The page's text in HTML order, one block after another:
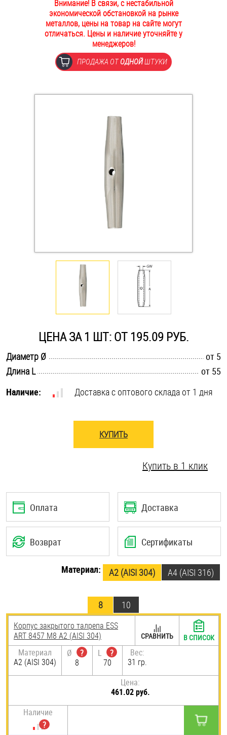
ОПЛАТА И ДОСТАВКА
НАШИ МАГАЗИНЫ
Втулки
Дюймовый крепёж
Заклепки (Гайки-Заклепки)
Крюки, кольца с метрической резьбой
Крюки, кольца с шурупной резьбой
Оснастка и аксессуары для яхт
Саморезы и шурупы
Стопорные кольца
Такелаж
Хомуты
Штифты и пальцы
Внимание! В связи, с нестабильной
экономической обстановкой на рынке
металлов, цены на товар на сайте могут
отличаться. Цены и наличие уточняйте у
менеджеров!
ПРОДАЖА ОТОДНОЙШТУКИ
ЦЕНА ЗА 1 ШТ: ОТ 195.09 РУБ.
Диаметр Ø
от 5
Длина L
от 55
Наличие:
Доставка с оптового склада от 1 дня
КУПИТЬ
Купить в 1 клик
Оплата Доставка
Возврат Сертификаты
Материал: А2 (AISI 304) A4 (AISI 316)
8 10
Корпус закрытого талрепа ESS
ART 8457 М8 А2 (AISI 304)
Материал
А2 (AISI 304)
Ø
?
8
L
?
70
Вес:
31 гр.
Цена:
461.02 руб.
Наличие
СРАВНИТЬ В СПИСОК